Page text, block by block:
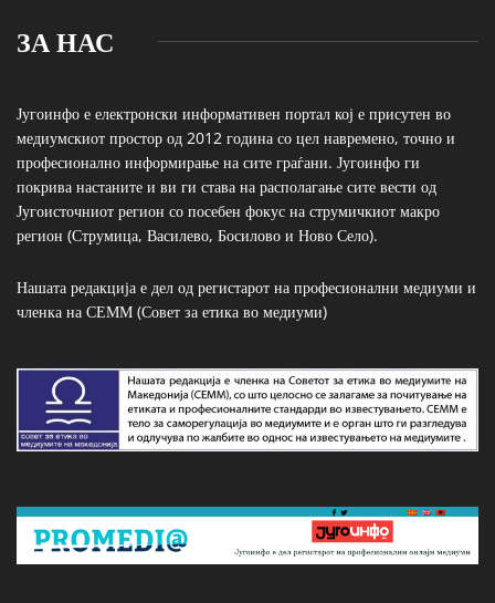
ЗА НАС
Југоинфо е електронски информативен портал кој е присутен во
медиумскиот простор од 2012 година со цел навремено, точно и
професионално информирање на сите граѓани. Југоинфо ги
покрива настаните и ви ги става на располагање сите вести од
Југоисточниот регион со посебен фокус на струмичкиот макро
регион (Струмица, Василево, Босилово и Ново Село).
Нашата редакција е дел од регистарот на професионални медиуми и
членка на СЕММ (Совет за етика во медиуми)